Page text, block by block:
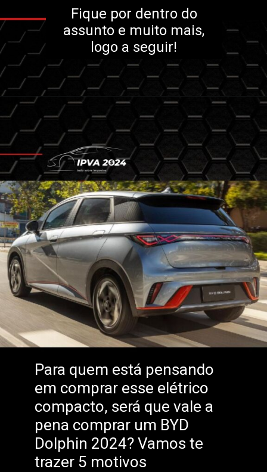
Fique por dentro do
assunto e muito mais,
logo a seguir!
Para quem está pensando
em comprar esse elétrico
compacto, será que vale a
pena comprar um BYD
Dolphin 2024? Vamos te
trazer 5 motivos